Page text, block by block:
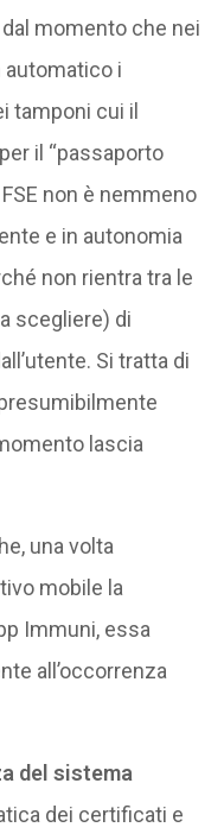
momento che nei
automatico i
tamponi cui il
il “passaporto
non è nemmeno
e in autonomia
non rientra tra le
scegliere) di
Si tratta di
lascia
una volta
mobile la
Immuni, essa
all’occorrenza
del sistema
dei certificati e